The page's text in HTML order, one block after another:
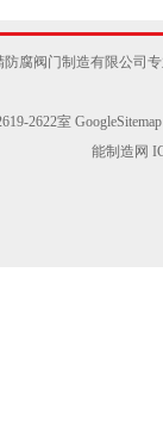
防腐阀门制造有限公司
2622室 GoogleSitemap
能制造网